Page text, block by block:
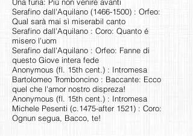
Serafino dall'Aquilano (1466-1500) : Orfeo:
Qual sarà mai sì miserabil canto
Serafino dall'Aquilano : Coro: Quanto é
misero l'uom
Serafino dall'Aquilano : Orfeo: Fanne di
questo Giove intera fede
Anonymous (fl. 15th cent.) : Intromesa
Bartolomeo Tromboncino : Baccante: Ecco
quel che l'amor nostro dispreza!
Anonymous (fl. 15th cent.) : Intromesa
Michele Pesenti (c.1475-after 1521) : Coro:
Ognun segua, Bacco, te!